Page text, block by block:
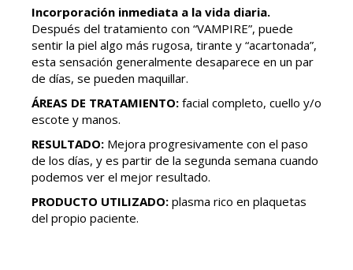
Incorporación inmediata a la vida diaria.
Después del tratamiento con “VAMPIRE”, puede
sentir la piel algo más rugosa, tirante y “acartonada”,
esta sensación generalmente desaparece en un par
de días, se pueden maquillar.
ÁREAS DE TRATAMIENTO: facial completo, cuello y/o
escote y manos.
RESULTADO: Mejora progresivamente con el paso
de los días, y es partir de la segunda semana cuando
podemos ver el mejor resultado.
PRODUCTO UTILIZADO: plasma rico en plaquetas
del propio paciente.